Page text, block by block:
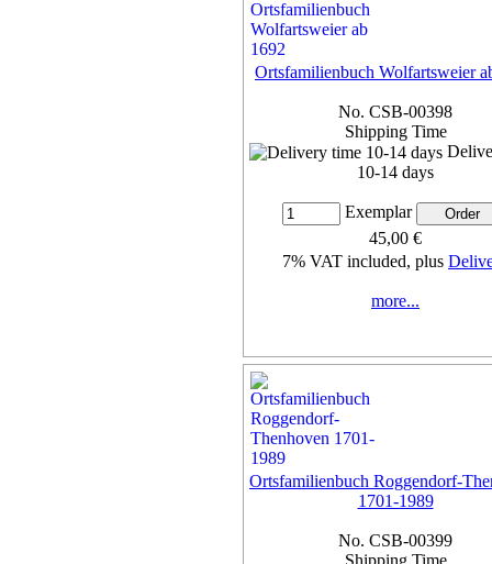
Ortsfamilienbuch Wolfartsweier
No. CSB-00398
Shipping Time
10-14 days
Exemplar
45,00 €
7% VAT included, plus
more...
Ortsfamilienbuch Roggendorf-
1701-1989
No. CSB-00399
Shipping Time